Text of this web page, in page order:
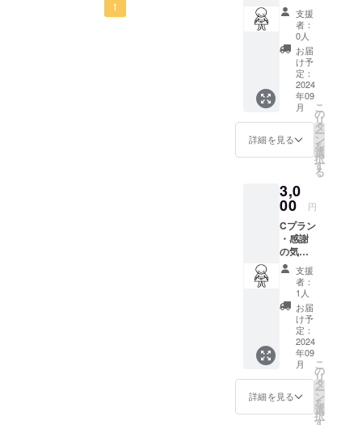
す。また報告します。
りんごカスタードシューで
1
3,000
円、
5,000円
のリ
ターン
と同じ
内容に
なりま
す。
ちを込
めて、
お礼の
メッ
セージ
をお送
りしま
す。こ
ども食
堂の様
子がわ
かる写
真を添
す。 ※
このリ
ターン
は、
1,000
円、
3,000
円、
5,000円
のリ
ターン
と同じ
内容に
なりま
す。
支援
者：
0人
お届
け予
定：
2024
年09
月
詳細を見る
こ
の
リ
タ
ー
ン
を
選
択
す
る
3,0
00 円
Cプラン
・感謝
の気持
ちを込
めて、
お礼の
メッ
セージ
をお送
りしま
す。こ
ども食
堂の様
子がわ
かる写
真を添
支援
者：
1人
お届
け予
定：
2024
年09
月
詳細を見る
こ
の
リ
タ
ー
ン
を
選
択